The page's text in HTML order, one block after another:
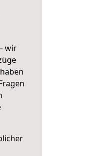
wir